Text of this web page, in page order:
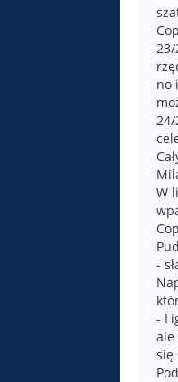
no
W
-
-
ale
się